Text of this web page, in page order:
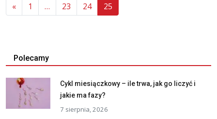
« 1 … 23 24 25
Polecamy
Cykl miesiączkowy – ile trwa, jak go liczyć i
jakie ma fazy?
7 sierpnia, 2026